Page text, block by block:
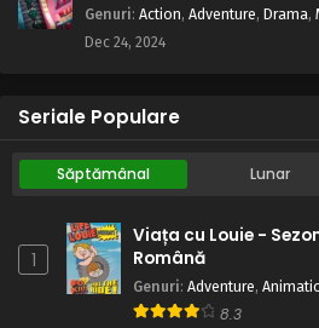
Genuri: Action, Adventure, Drama,
Dec 24, 2024
Seriale Populare
Săptămânal Lunar
1
Viața cu Louie -
Română
Genuri: Adventure,
8.3